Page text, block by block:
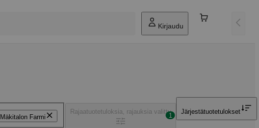
Kirjaudu
Mäkitalon Farmi
Rajaatuotetuloksia, rajauksia valittu
1
Järjestätuotetulokset